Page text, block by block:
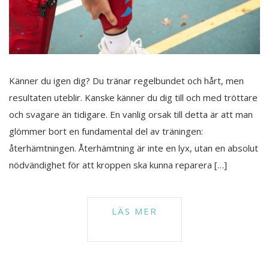
Känner du igen dig? Du tränar regelbundet och hårt, men
resultaten uteblir. Kanske känner du dig till och med tröttare
och svagare än tidigare. En vanlig orsak till detta är att man
glömmer bort en fundamental del av träningen:
återhämtningen. Återhämtning är inte en lyx, utan en absolut
nödvändighet för att kroppen ska kunna reparera […]